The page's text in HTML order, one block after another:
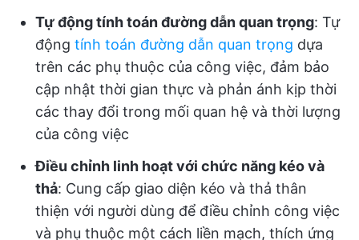
Tự động tính toán đường dẫn quan trọng: Tự
động tính toán đường dẫn quan trọng dựa
trên các phụ thuộc của công việc, đảm bảo
cập nhật thời gian thực và phản ánh kịp thời
các thay đổi trong mối quan hệ và thời lượng
của công việc
Điều chỉnh linh hoạt với chức năng kéo và
thả: Cung cấp giao diện kéo và thả thân
thiện với người dùng để điều chỉnh công việc
và phụ thuộc một cách liền mạch, thích ứng